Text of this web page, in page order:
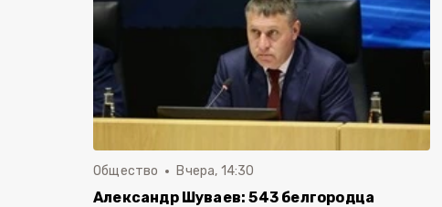
Общество Вчера, 14:30
Александр Шуваев: 543 белгородца